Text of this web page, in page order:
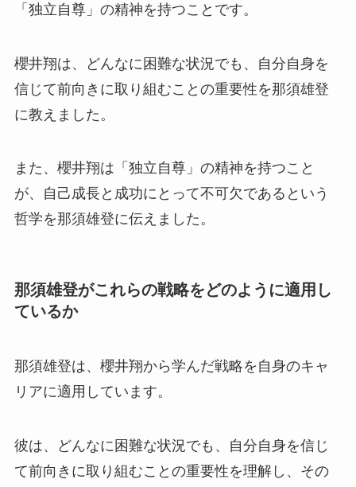
「独立自尊」の精神を持つことです。
櫻井翔は、どんなに困難な状況でも、自分自身を
信じて前向きに取り組むことの重要性を那須雄登
に教えました。
また、櫻井翔は「独立自尊」の精神を持つこと
が、自己成長と成功にとって不可欠であるという
哲学を那須雄登に伝えました。
那須雄登がこれらの戦略をどのように適用し
ているか
那須雄登は、櫻井翔から学んだ戦略を自身のキャ
リアに適用しています。
彼は、どんなに困難な状況でも、自分自身を信じ
て前向きに取り組むことの重要性を理解し、その